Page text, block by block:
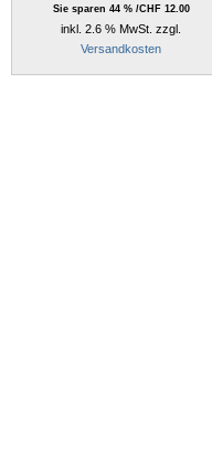
Sie sparen 44 % /CHF 12.00
inkl. 2.6 % MwSt. zzgl.
Versandkosten